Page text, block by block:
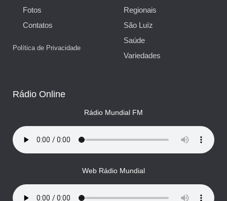
Fotos
Contatos
Política de Privacidade
Regionais
São Luíz
Saúde
Variedades
Rádio Online
Rádio Mundial FM
Web Rádio Mundial